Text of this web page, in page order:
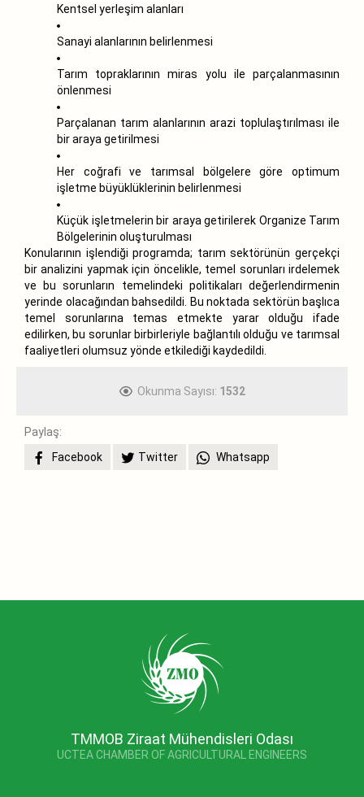
Kentsel yerleşim alanları
Sanayi alanlarının belirlenmesi
Tarım topraklarının miras yolu ile parçalanmasının
önlenmesi
Parçalanan tarım alanlarının arazi toplulaştırılması ile
bir araya getirilmesi
Her coğrafi ve tarımsal bölgelere göre optimum
işletme büyüklüklerinin belirlenmesi
Küçük işletmelerin bir araya getirilerek Organize Tarım
Bölgelerinin oluşturulması
Konularının işlendiği programda; tarım sektörünün gerçekçi
bir analizini yapmak için öncelikle, temel sorunları irdelemek
ve bu sorunların temelindeki politikaları değerlendirmenin
yerinde olacağından bahsedildi. Bu noktada sektörün başlıca
temel sorunlarına temas etmekte yarar olduğu ifade
edilirken, bu sorunlar birbirleriyle bağlantılı olduğu ve tarımsal
faaliyetleri olumsuz yönde etkilediği kaydedildi.
Okunma Sayısı: 1532
Paylaş:
Facebook
Twitter Whatsapp
TMMOB Ziraat Mühendisleri Odası
UCTEA CHAMBER OF AGRICULTURAL ENGINEERS